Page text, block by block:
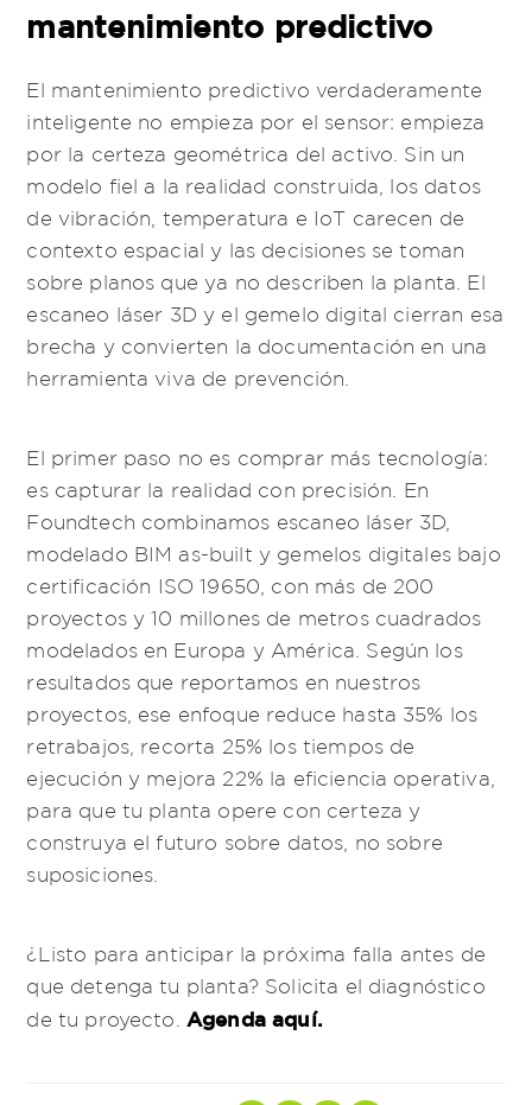
mantenimiento predictivo
El mantenimiento predictivo verdaderamente
inteligente no empieza por el sensor: empieza
por la certeza geométrica del activo. Sin un
modelo fiel a la realidad construida, los datos
de vibración, temperatura e IoT carecen de
contexto espacial y las decisiones se toman
sobre planos que ya no describen la planta. El
escaneo láser 3D y el gemelo digital cierran esa
brecha y convierten la documentación en una
herramienta viva de prevención.
El primer paso no es comprar más tecnología:
es capturar la realidad con precisión. En
Foundtech combinamos escaneo láser 3D,
modelado BIM as-built y gemelos digitales bajo
certificación ISO 19650, con más de 200
proyectos y 10 millones de metros cuadrados
modelados en Europa y América. Según los
resultados que reportamos en nuestros
proyectos, ese enfoque reduce hasta 35% los
retrabajos, recorta 25% los tiempos de
ejecución y mejora 22% la eficiencia operativa,
para que tu planta opere con certeza y
construya el futuro sobre datos, no sobre
suposiciones.
¿Listo para anticipar la próxima falla antes de
que detenga tu planta? Solicita el diagnóstico
de tu proyecto. Agenda aquí.